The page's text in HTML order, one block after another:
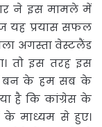
ने इस मामले में
यह प्रयास सफल
अगस्ता वेस्टलैंड
तो इस तरह इस
बन के हम सब के
है कि कांग्रेस के
माध्यम से हुए।